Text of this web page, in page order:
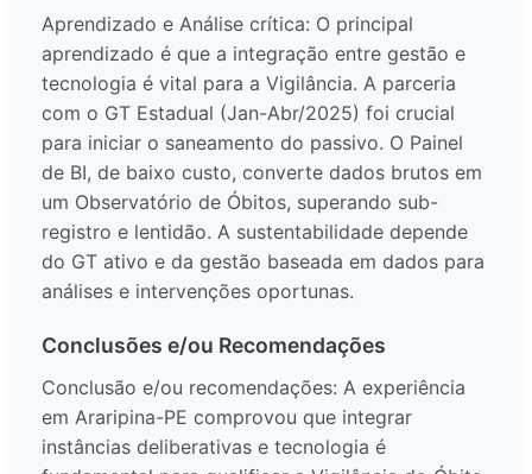
Aprendizado e Análise crítica: O principal
aprendizado é que a integração entre gestão e
tecnologia é vital para a Vigilância. A parceria
com o GT Estadual (Jan-Abr/2025) foi crucial
para iniciar o saneamento do passivo. O Painel
de BI, de baixo custo, converte dados brutos em
um Observatório de Óbitos, superando sub-
registro e lentidão. A sustentabilidade depende
do GT ativo e da gestão baseada em dados para
análises e intervenções oportunas.
Conclusões e/ou Recomendações
Conclusão e/ou recomendações: A experiência
em Araripina-PE comprovou que integrar
instâncias deliberativas e tecnologia é